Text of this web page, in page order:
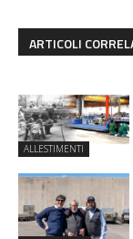
ARTICOLI
ALLESTIMENTI